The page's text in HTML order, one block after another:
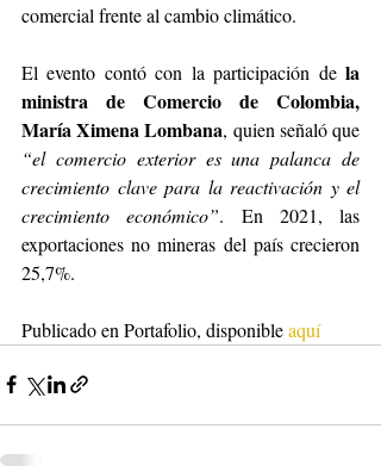
comercial frente al cambio climático.
El evento contó con la participación de la
ministra de Comercio de Colombia,
María Ximena Lombana
“el comercio exterior es una palanca de
crecimiento clave para la reactivación y el
crecimiento económico”. En 2021, las
exportaciones no mineras del país crecieron
25,7%.
Publicado en Portafolio, disponible aquí